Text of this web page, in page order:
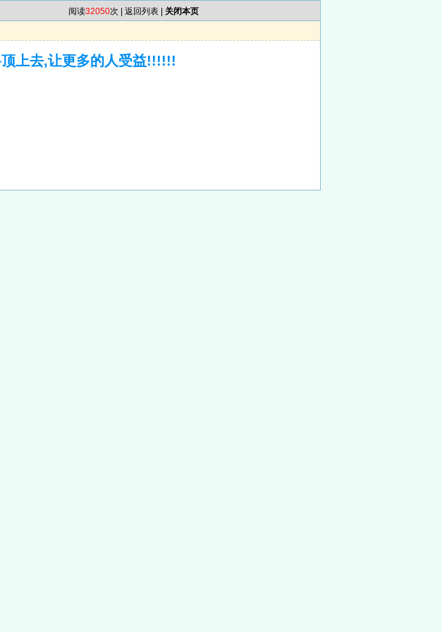
阅读32050次 | 返回列表 关闭本页
上去,让更多的人受益!!!!!!